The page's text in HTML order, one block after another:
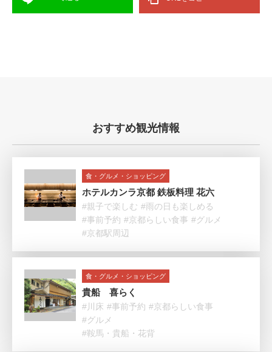
おすすめ観光情報
食・グルメ・ショッピング
ホテルカンラ京都 鉄板料理 花六
#親子で楽しむ #雨の日も楽しめる
#事前予約 #京都らしい食事 #グルメ
#京都駅周辺
食・グルメ・ショッピング
貴船 喜らく
#川床 #事前予約 #京都らしい食事
#グルメ
#鞍馬・貴船・花背